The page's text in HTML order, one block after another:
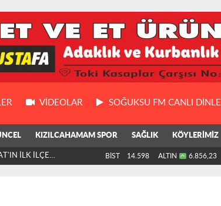
VIDEOLAR SOĞUKSU FM CANLI DİNLE
KIZILCAHAMAM SPOR SAĞLIK KÖYLERİMİZ
İLK İLÇE BİST 14.598 ALTIN 6.856,23